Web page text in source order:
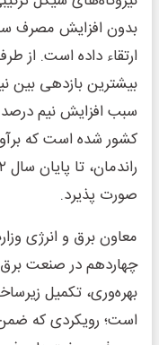
بدون افزایش مصرف
ارتقاء داده است. از
بیشترین بازدهی بین
سبب افزایش نیم درصد
کشور شده است که
صورت پذیرد.
معاون برق و انرژی
چهاردهم در صنعت
بهره‌وری، تکمیل
است؛ رویکردی که